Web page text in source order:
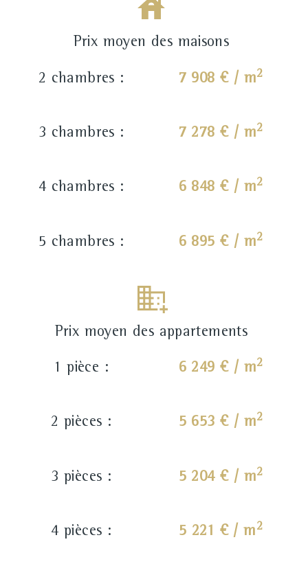
Prix moyen des maisons
2 chambres : 7 908 € / m2
3 chambres : 7 278 € / m2
4 chambres : 6 848 € / m2
5 chambres : 6 895 € / m2
Prix moyen des appartements
1 pièce : 6 249 € / m2
2 pièces : 5 653 € / m2
3 pièces : 5 204 € / m2
4 pièces : 5 221 € / m2